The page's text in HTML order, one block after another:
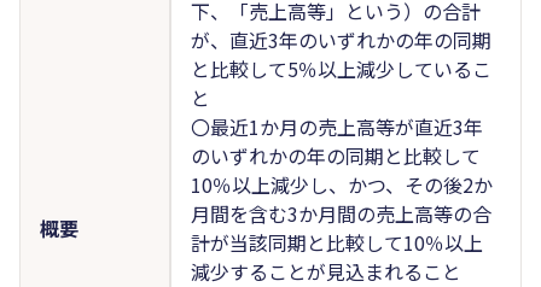
概要
下、「売上高等」という）の合計
が、直近3年のいずれかの年の同期
と比較して5％以上減少しているこ
と
〇最近1か月の売上高等が直近3年
のいずれかの年の同期と比較して
10％以上減少し、かつ、その後2か
月間を含む3か月間の売上高等の合
計が当該同期と比較して10％以上
減少することが見込まれること